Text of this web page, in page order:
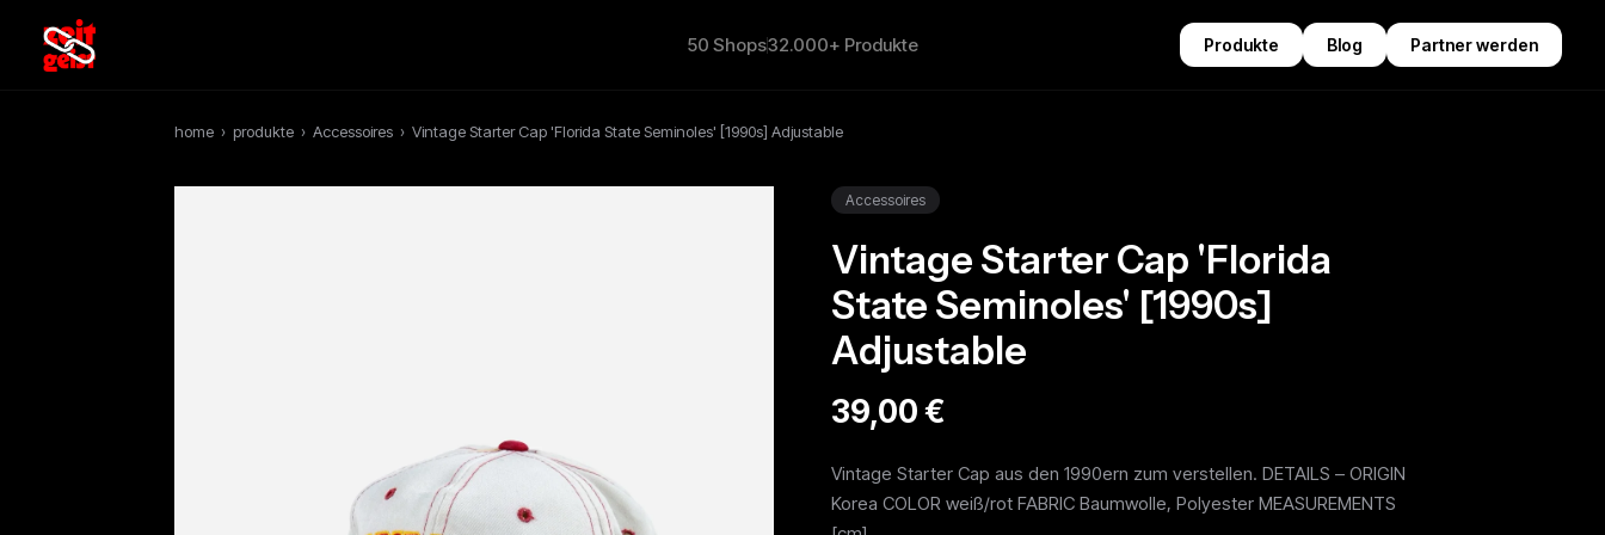
50 Shops32.000+ Produkte Produkte Blog Partner werden
home › produkte › Accessoires › Vintage Starter Cap 'Florida State Seminoles' [1990s] Adjustable
Accessoires
Vintage Starter Cap 'Florida
State Seminoles' [1990s]
Adjustable
39,00 €
Vintage Starter Cap aus den 1990ern zum verstellen. DETAILS – ORIGIN
Korea COLOR weiß/rot FABRIC Baumwolle, Polyester MEASUREMENTS